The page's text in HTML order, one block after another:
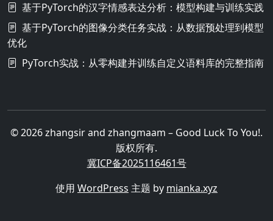
基于PyTorch的汉字情感表达分析：模型构建与训练实践
基于PyTorch的图像分类任务实战：从数据预处理到模型
优化
PyTorch实战：从零构建并训练自定义语料库的完整指南
© 2026 zhangsir and zhangmaam – Good Luck To You!.
版权所有.
冀ICP备2025116461号
使用 WordPress 主题 by mianka.xyz